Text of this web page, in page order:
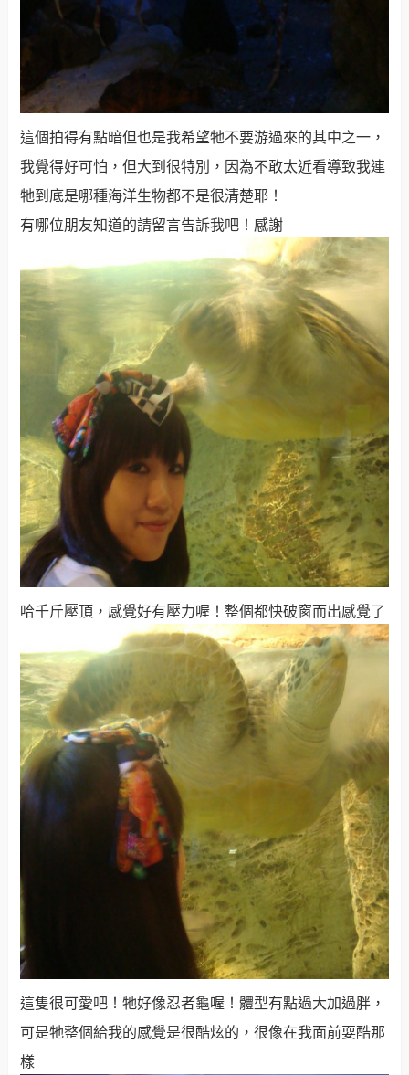
這個拍得有點暗但也是我希望牠不要游過來的其中之一，
我覺得好可怕，但大到很特別，因為不敢太近看導致我連
牠到底是哪種海洋生物都不是很清楚耶！
有哪位朋友知道的請留言告訴我吧！感謝
哈千斤壓頂，感覺好有壓力喔！整個都快破窗而出感覺了
這隻很可愛吧！牠好像忍者龜喔！體型有點過大加過胖，
可是牠整個給我的感覺是很酷炫的，很像在我面前耍酷那
樣